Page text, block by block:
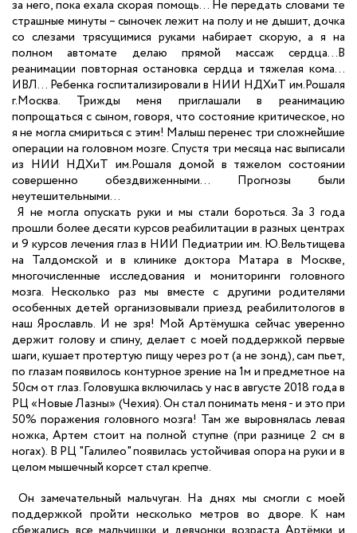
за него, пока ехала скорая помощь… Не передать словами те
страшные минуты – сыночек лежит на полу и не дышит, дочка
со слезами трясущимися руками набирает скорую, а я на
полном автомате делаю прямой массаж сердца…В
реанимации повторная остановка сердца и тяжелая кома...
ИВЛ... Ребенка госпитализировали в НИИ НДХиТ им.Рошаля
г.Москва. Трижды меня приглашали в реанимацию
попрощаться с сыном, говоря, что состояние критическое, но
я не могла смириться с этим! Малыш перенес три сложнейшие
операции на головном мозге. Спустя три месяца нас выписали
из НИИ НДХиТ им.Рошаля домой в тяжелом состоянии
совершенно обездвиженными... Прогнозы были
неутешительными...
Я не могла опускать руки и мы стали бороться. За 3 года
прошли более десяти курсов реабилитации в разных центрах
и 9 курсов лечения глаз в НИИ Педиатрии им. Ю.Вельтищева
на Талдомской и в клинике доктора Матара в Москве,
многочисленные исследования и мониторинги головного
мозга. Несколько раз мы вместе с другими родителями
особенных детей организовывали приезд реабилитологов в
наш Ярославль. И не зря! Мой Артёмушка сейчас уверенно
держит голову и спину, делает с моей поддержкой первые
шаги, кушает протертую пищу через рот (а не зонд), сам пьет,
по глазам появилось контурное зрение на 1м и предметное на
50см от глаз. Головушка включилась у нас в августе 2018 года в
РЦ «Новые Лазны» (Чехия). Он стал понимать меня - и это при
50% поражения головного мозга! Там же выровнялась левая
ножка, Артем стоит на полной ступне (при разнице 2 см в
ногах). В РЦ "Галилео" появилась устойчивая опора на руки и в
целом мышечный корсет стал крепче.
Он замечательный мальчуган. На днях мы смогли с моей
поддержкой пройти несколько метров во дворе. К нам